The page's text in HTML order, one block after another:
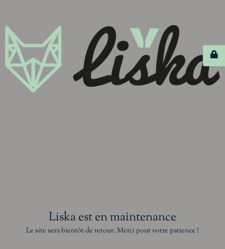
Liska est en maintenance
Le site sera bientôt de retour. Merci pour votre patience !